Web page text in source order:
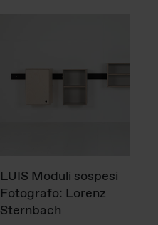
LUIS Moduli sospesi
Fotografo: Lorenz
Sternbach